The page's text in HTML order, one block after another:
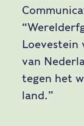
Loevestein
van
tegen het
land.”